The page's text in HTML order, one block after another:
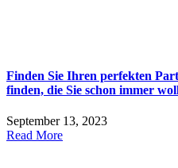
Finden Sie Ihren perfekten
finden, die Sie schon immer
September 13, 2023
Read More